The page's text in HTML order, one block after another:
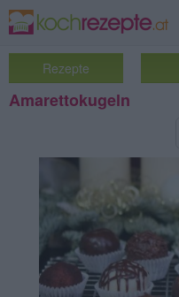
Rezepte
Amarettokugeln